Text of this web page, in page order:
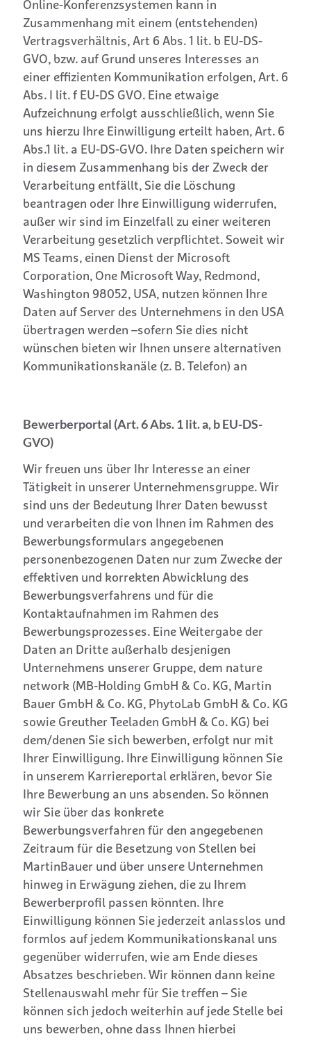
Online-Konferenzsystemen kann in
Zusammenhang mit einem (entstehenden)
Vertragsverhältnis, Art 6 Abs. 1 lit. b EU-DS-
GVO, bzw. auf Grund unseres Interesses an
einer effizienten Kommunikation erfolgen, Art. 6
Abs. I lit. f EU-DS GVO. Eine etwaige
Aufzeichnung erfolgt ausschließlich, wenn Sie
uns hierzu Ihre Einwilligung erteilt haben, Art. 6
Abs.1 lit. a EU-DS-GVO. Ihre Daten speichern wir
in diesem Zusammenhang bis der Zweck der
Verarbeitung entfällt, Sie die Löschung
beantragen oder Ihre Einwilligung widerrufen,
außer wir sind im Einzelfall zu einer weiteren
Verarbeitung gesetzlich verpflichtet. Soweit wir
MS Teams, einen Dienst der Microsoft
Corporation, One Microsoft Way, Redmond,
Washington 98052, USA, nutzen können Ihre
Daten auf Server des Unternehmens in den USA
übertragen werden –sofern Sie dies nicht
wünschen bieten wir Ihnen unsere alternativen
Kommunikationskanäle (z. B. Telefon) an
Bewerberportal (Art. 6 Abs. 1 lit. a, b EU-DS-
GVO)
Wir freuen uns über Ihr Interesse an einer
Tätigkeit in unserer Unternehmensgruppe. Wir
sind uns der Bedeutung Ihrer Daten bewusst
und verarbeiten die von Ihnen im Rahmen des
Bewerbungsformulars angegebenen
personenbezogenen Daten nur zum Zwecke der
effektiven und korrekten Abwicklung des
Bewerbungsverfahrens und für die
Kontaktaufnahmen im Rahmen des
Bewerbungsprozesses. Eine Weitergabe der
Daten an Dritte außerhalb desjenigen
Unternehmens unserer Gruppe, dem nature
network (MB-Holding GmbH & Co. KG, Martin
Bauer GmbH & Co. KG, PhytoLab GmbH & Co. KG
sowie Greuther Teeladen GmbH & Co. KG) bei
dem/denen Sie sich bewerben, erfolgt nur mit
Ihrer Einwilligung. Ihre Einwilligung können Sie
in unserem Karriereportal erklären, bevor Sie
Ihre Bewerbung an uns absenden. So können
wir Sie über das konkrete
Bewerbungsverfahren für den angegebenen
Zeitraum für die Besetzung von Stellen bei
MartinBauer und über unsere Unternehmen
hinweg in Erwägung ziehen, die zu Ihrem
Bewerberprofil passen könnten. Ihre
Einwilligung können Sie jederzeit anlasslos und
formlos auf jedem Kommunikationskanal uns
gegenüber widerrufen, wie am Ende dieses
Absatzes beschrieben. Wir können dann keine
Stellenauswahl mehr für Sie treffen – Sie
können sich jedoch weiterhin auf jede Stelle bei
uns bewerben, ohne dass Ihnen hierbei